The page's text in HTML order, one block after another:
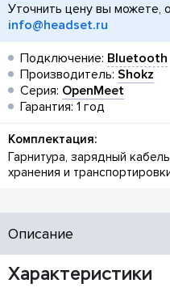
Уточнить цену вы можете,
info@headset.ru
Подключение: Bluetooth
Производитель: Shokz
Серия: OpenMeet
Гарантия: 1 год
Комплектация:
Гарнитура, зарядный
хранения и
Описание
Характеристики